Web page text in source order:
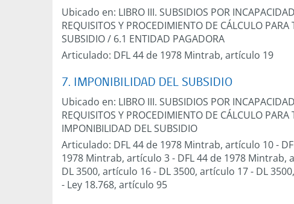
Ubicado en: LIBRO III. SUBSIDIOS POR
REQUISITOS Y PROCEDIMIENTO DE CÁLCULO PARA
SUBSIDIO/ 6.1 ENTIDAD PAGADORA
Articulado: DFL 44 de 1978 Mintrab, artículo 19
7. IMPONIBILIDAD DEL SUBSIDIO
Ubicado en: LIBRO III. SUBSIDIOS POR
REQUISITOS Y PROCEDIMIENTO DE CÁLCULO PARA
IMPONIBILIDAD DEL SUBSIDIO
Articulado: DFL 44 de 1978 Mintrab, artículo 10-
1978 Mintrab, artículo 3- DFL 44 de 1978 Mintrab,
DL 3500, artículo 16- DL 3500, artículo 17- DL
- Ley 18.768, artículo 95